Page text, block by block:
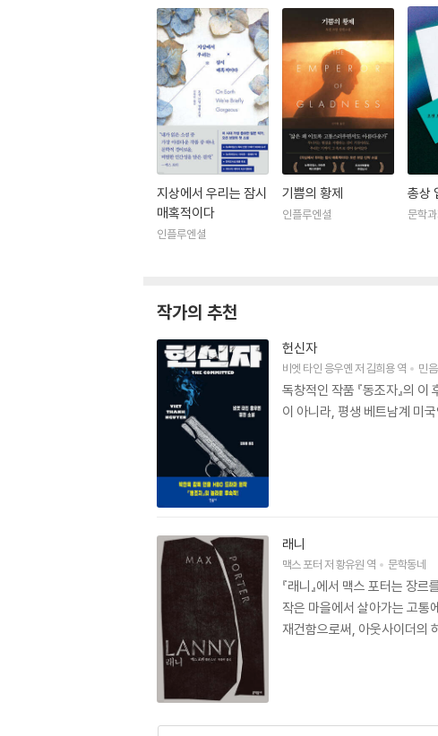
현재 뉴욕대학교에서 문예창작학 석사과정을 가르치고
지상에서 우리는 잠시
매혹적이다
인플루엔셜
기쁨의 황제
인플루엔셜
총상
문학
작가의 추천
헌신자
비엣 타인 응우옌저김희용역 민
독창적인 작품 『동조자』의
이 아니라, 평생 베트남계 미
래니
맥스 포터저황유원 역 문학동네
『래니』에서 맥스 포터는 장
작은 마을에서 살아가는 고통
재건함으로써, 아웃사이더의